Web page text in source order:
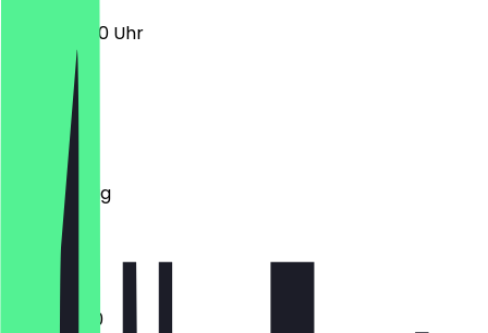
12:00 - 15:00 Uhr
Montag
Dienstag
Mittwoch
Donnerstag
Freitag
Samstag
Sonntag
11:30 - 15:00